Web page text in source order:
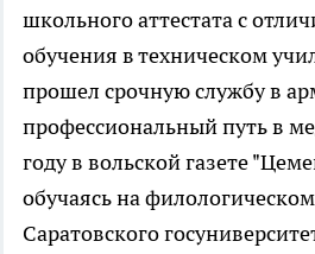
школьного аттестата с
обучения в техническом
прошел срочную службу в
профессиональный путь в
году в вольской газете
обучаясь на
Саратовского